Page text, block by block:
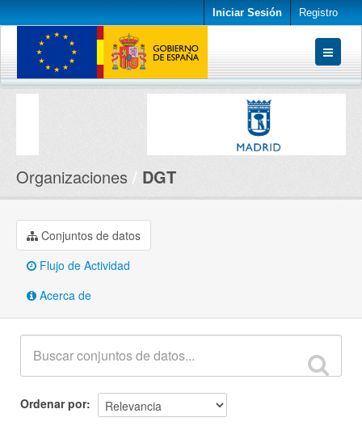
Iniciar Sesión Registro
Conjuntos de datos
Organizaciones DGT
Conjuntos de datos
Flujo de Actividad
Acerca de
Ordenar por